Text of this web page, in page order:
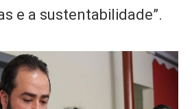
e a sustentabilidade”.